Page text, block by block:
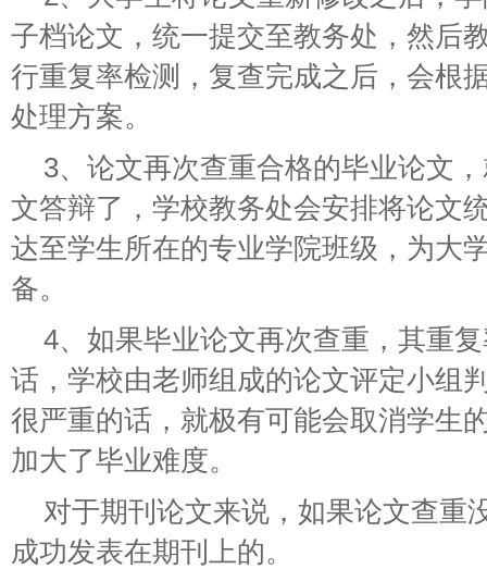
子档论文，统一提交至教务处，然后
行重复率检测，复查完成之后，会根
处理方案。
3、论文再次查重合格的毕业论文
文答辩了，学校教务处会安排将论文
达至学生所在的专业学院班级，为大
备。
4、如果毕业论文再次查重，其重
话，学校由老师组成的论文评定小组
很严重的话，就极有可能会取消学生
加大了毕业难度。
对于期刊论文来说，如果论文查重
成功发表在期刊上的。